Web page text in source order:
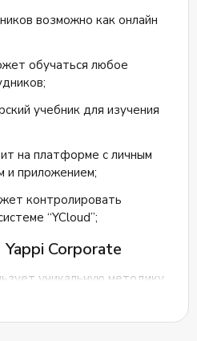
возможно как онлайн
обучаться любое
учебник для изучения
на платформе с личным
и приложением;
контролировать
“YCloud”;
Corporate
уникальную методику
теоретическое